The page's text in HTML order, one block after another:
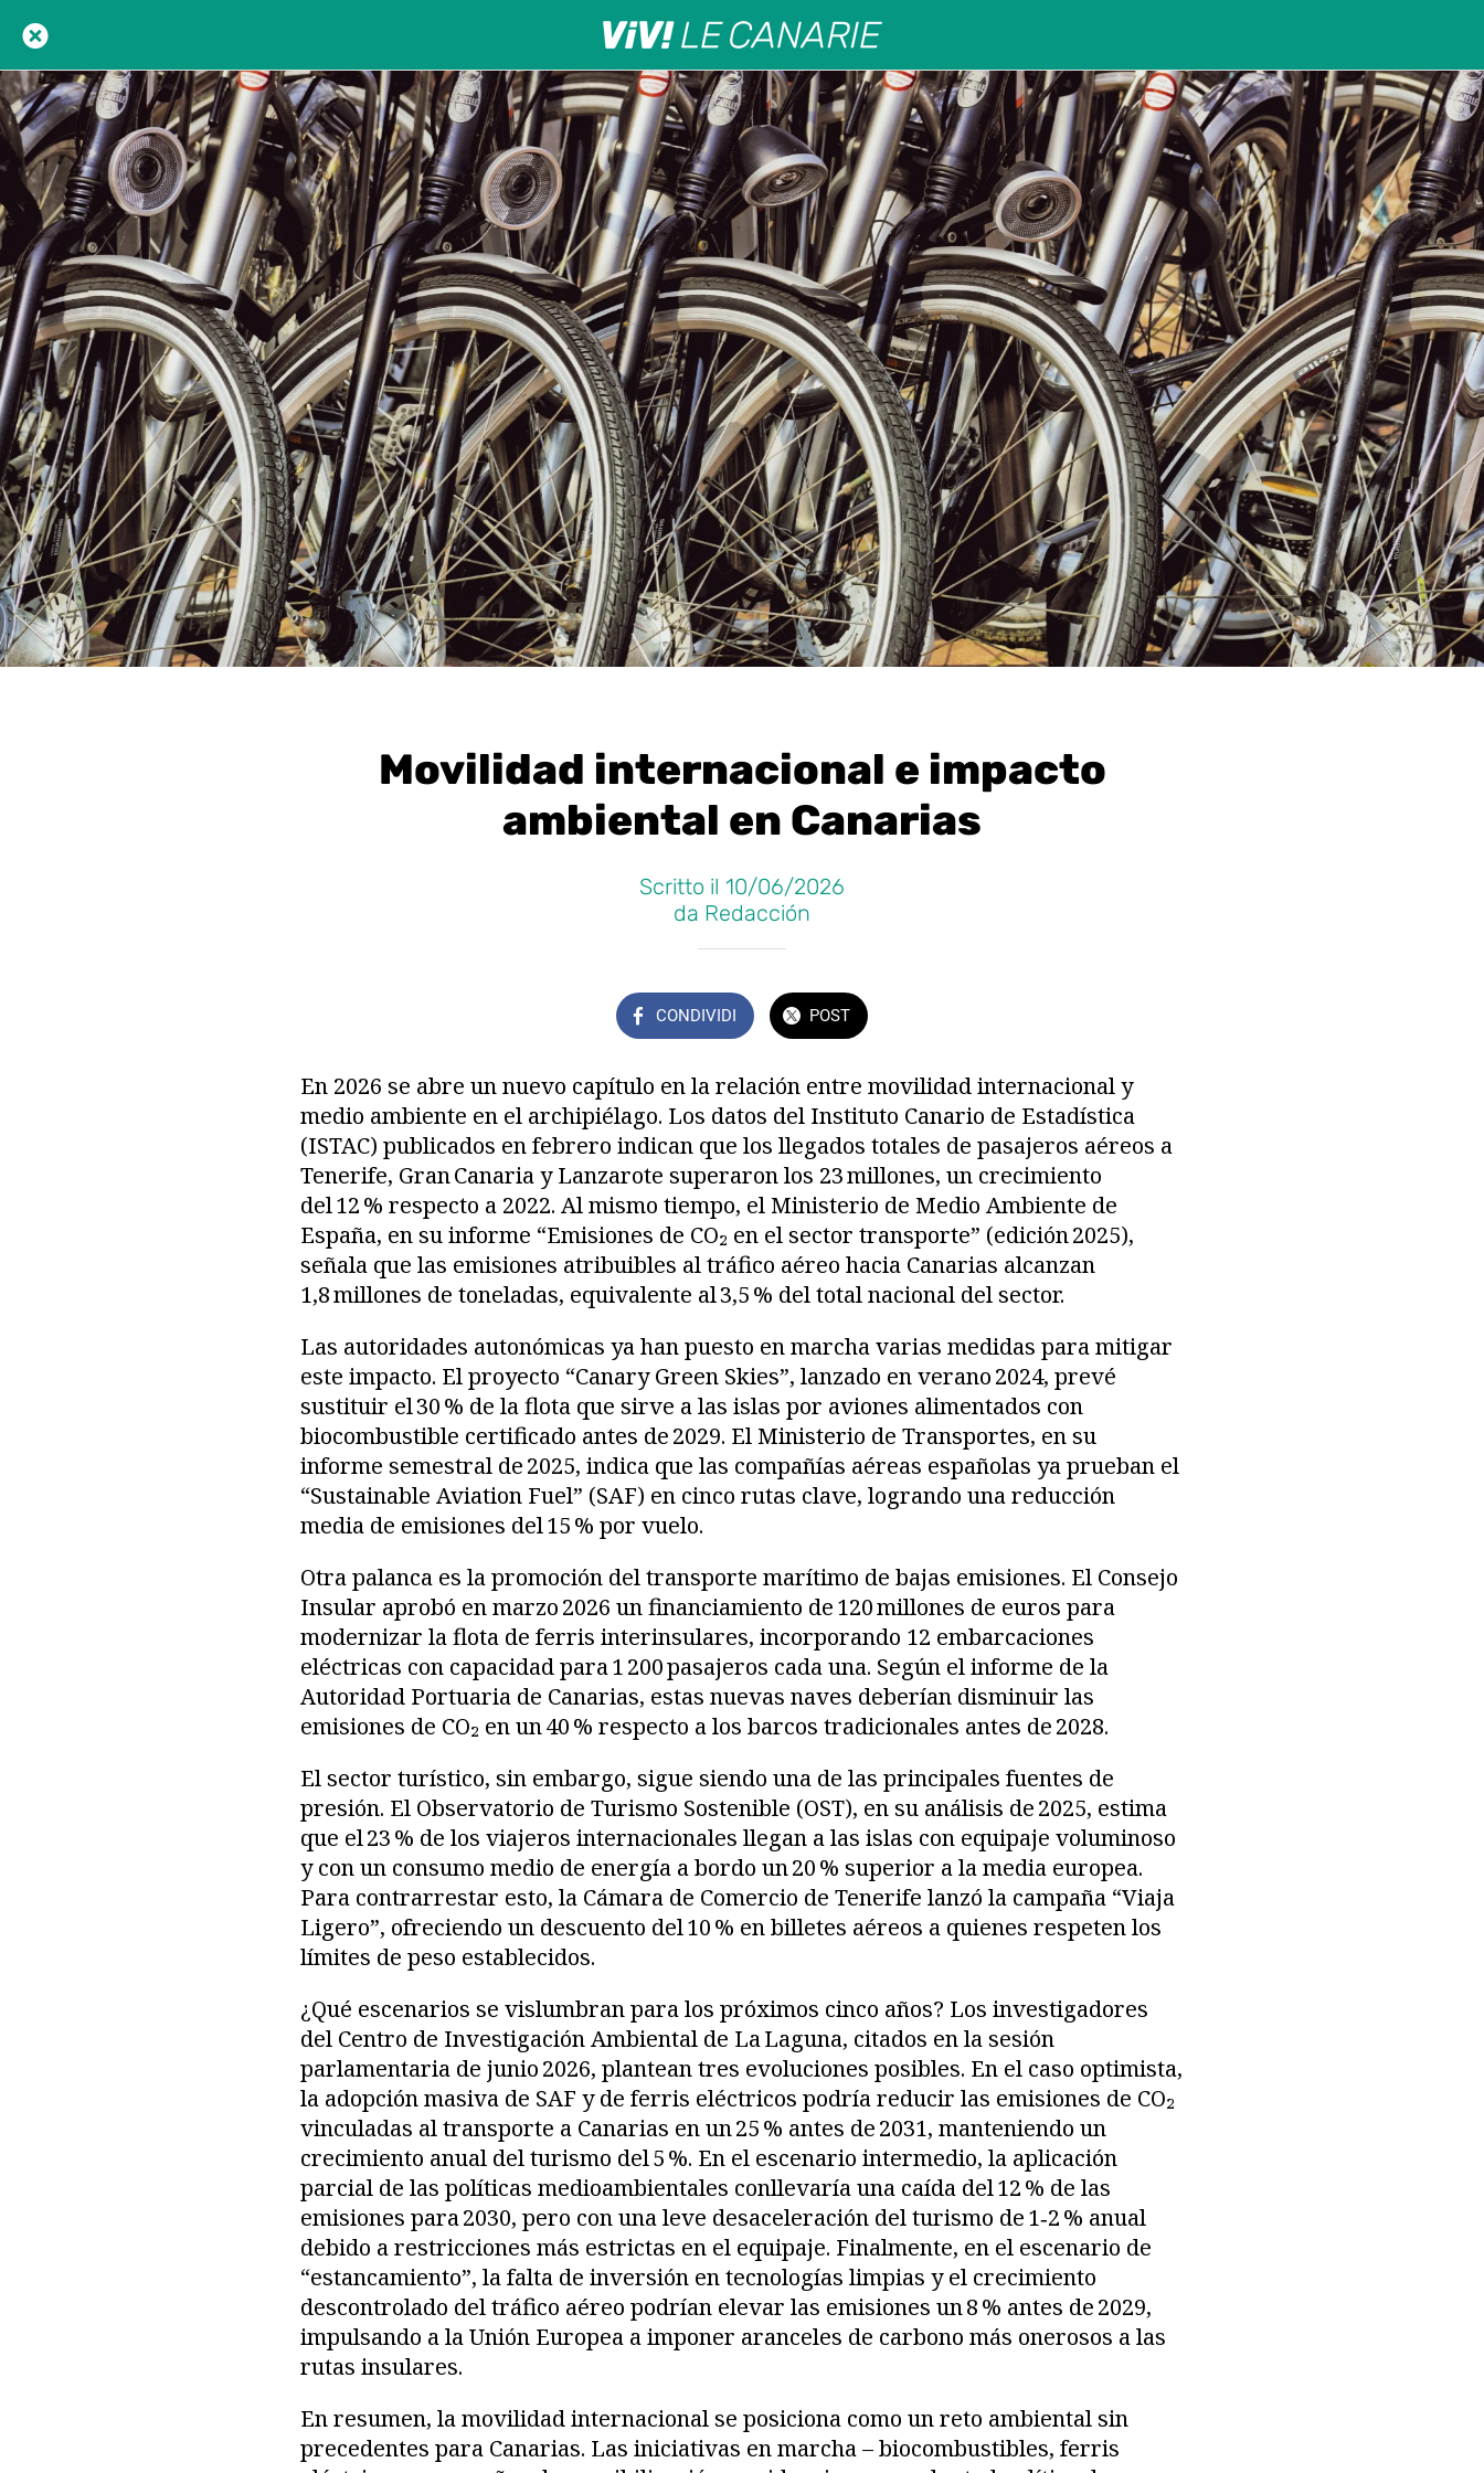
Movilidad internacional e impacto
ambiental en Canarias
Scritto il 10/06/2026
da Redacción
CONDIVIDI POST
En 2026 se abre un nuevo capítulo en la relación entre movilidad internacional y
medio ambiente en el archipiélago. Los datos del Instituto Canario de Estadística
(ISTAC) publicados en febrero indican que los llegados totales de pasajeros aéreos a
Tenerife, Gran Canaria y Lanzarote superaron los 23 millones, un crecimiento
del 12 % respecto a 2022. Al mismo tiempo, el Ministerio de Medio Ambiente de
España, en su informe “Emisiones de CO₂ en el sector transporte” (edición 2025),
señala que las emisiones atribuibles al tráfico aéreo hacia Canarias alcanzan
1,8 millones de toneladas, equivalente al 3,5 % del total nacional del sector.
Las autoridades autonómicas ya han puesto en marcha varias medidas para mitigar
este impacto. El proyecto “Canary Green Skies”, lanzado en verano 2024, prevé
sustituir el 30 % de la flota que sirve a las islas por aviones alimentados con
biocombustible certificado antes de 2029. El Ministerio de Transportes, en su
informe semestral de 2025, indica que las compañías aéreas españolas ya prueban el
“Sustainable Aviation Fuel” (SAF) en cinco rutas clave, logrando una reducción
media de emisiones del 15 % por vuelo.
Otra palanca es la promoción del transporte marítimo de bajas emisiones. El Consejo
Insular aprobó en marzo 2026 un financiamiento de 120 millones de euros para
modernizar la flota de ferris interinsulares, incorporando 12 embarcaciones
eléctricas con capacidad para 1 200 pasajeros cada una. Según el informe de la
Autoridad Portuaria de Canarias, estas nuevas naves deberían disminuir las
emisiones de CO₂ en un 40 % respecto a los barcos tradicionales antes de 2028.
El sector turístico, sin embargo, sigue siendo una de las principales fuentes de
presión. El Observatorio de Turismo Sostenible (OST), en su análisis de 2025, estima
que el 23 % de los viajeros internacionales llegan a las islas con equipaje voluminoso
y con un consumo medio de energía a bordo un 20 % superior a la media europea.
Para contrarrestar esto, la Cámara de Comercio de Tenerife lanzó la campaña “Viaja
Ligero”, ofreciendo un descuento del 10 % en billetes aéreos a quienes respeten los
límites de peso establecidos.
¿Qué escenarios se vislumbran para los próximos cinco años? Los investigadores
del Centro de Investigación Ambiental de La Laguna, citados en la sesión
parlamentaria de junio 2026, plantean tres evoluciones posibles. En el caso optimista,
la adopción masiva de SAF y de ferris eléctricos podría reducir las emisiones de CO₂
vinculadas al transporte a Canarias en un 25 % antes de 2031, manteniendo un
crecimiento anual del turismo del 5 %. En el escenario intermedio, la aplicación
parcial de las políticas medioambientales conllevaría una caída del 12 % de las
emisiones para 2030, pero con una leve desaceleración del turismo de 1‑2 % anual
debido a restricciones más estrictas en el equipaje. Finalmente, en el escenario de
“estancamiento”, la falta de inversión en tecnologías limpias y el crecimiento
descontrolado del tráfico aéreo podrían elevar las emisiones un 8 % antes de 2029,
impulsando a la Unión Europea a imponer aranceles de carbono más onerosos a las
rutas insulares.
En resumen, la movilidad internacional se posiciona como un reto ambiental sin
precedentes para Canarias. Las iniciativas en marcha – biocombustibles, ferris